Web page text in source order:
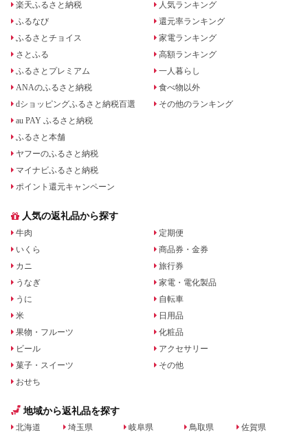
楽天ふるさと納税
ふるなび
ふるさとチョイス
さとふる
ふるさとプレミアム
ANAのふるさと納税
dショッピングふるさと納税百選
au PAY ふるさと納税
ふるさと本舗
ヤフーのふるさと納税
マイナビふるさと納税
ポイント還元キャンペーン
人気ランキング
還元率ランキング
家電ランキング
高額ランキング
一人暮らし
食べ物以外
その他のランキング
人気の返礼品から探す
牛肉
いくら
カニ
うなぎ
うに
米
果物・フルーツ
ビール
菓子・スイーツ
おせち
定期便
商品券・金券
旅行券
家電・電化製品
自転車
日用品
化粧品
アクセサリー
その他
地域から返礼品を探す
北海道 埼玉県 岐阜県 鳥取県 佐賀県